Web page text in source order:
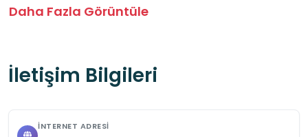
şekilde kullanılmalı.
tüketilmemeli.
Daha Fazla Görüntüle
İletişim Bilgileri
İNTERNET ADRESI